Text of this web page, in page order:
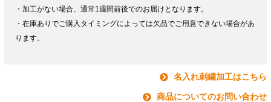
・加工がない場合、通常1週間前後でのお届けとなります。
・在庫ありでご購入タイミングによっては欠品でご用意できない場合があ
ります。
名入れ刺繍加工はこちら
商品についてのお問い合わせ